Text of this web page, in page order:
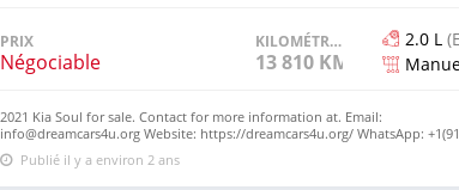
PRIX
Négociable
KILOMÉTRAGE
13 810 KM
2.0 L
2021 Kia Soul for sale. Contact for more information at. Email:
info@dreamcars4u.org Website: https://dreamcars4u.org/ WhatsApp:
2710.
Publié il y a environ 2 ans